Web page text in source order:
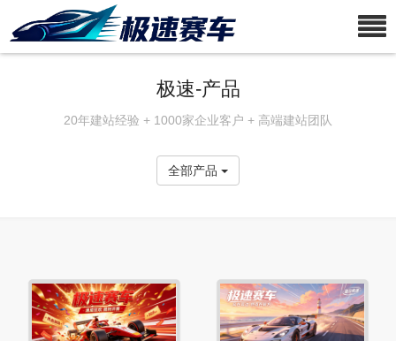
极速-产品
20年建站经验 + 1000家企业客户 + 高端建站团队
全部产品